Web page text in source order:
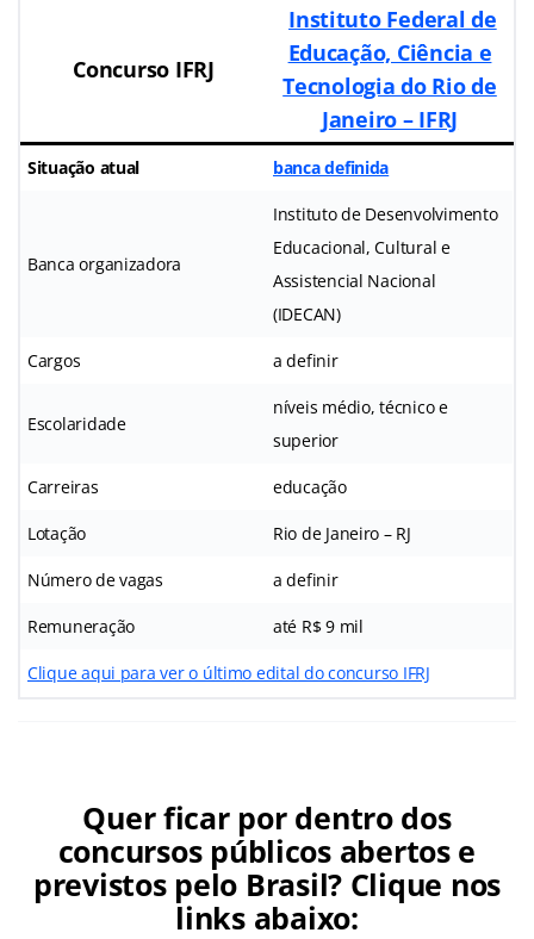
Concurso IFRJ
Instituto Federal de
Educação, Ciência e
Tecnologia do Rio de
Janeiro – IFRJ
Situação atual banca definida
Banca organizadora
Instituto de Desenvolvimento
Educacional, Cultural e
Assistencial Nacional
(IDECAN)
Cargos a definir
Escolaridade
níveis médio, técnico e
superior
Carreiras educação
Lotação Rio de Janeiro – RJ
Número de vagas a definir
Remuneração até R$ 9 mil
Clique aqui para ver o último edital do concurso IFRJ
Quer ficar por dentro dos
concursos públicos abertos e
previstos pelo Brasil? Clique nos
links abaixo: